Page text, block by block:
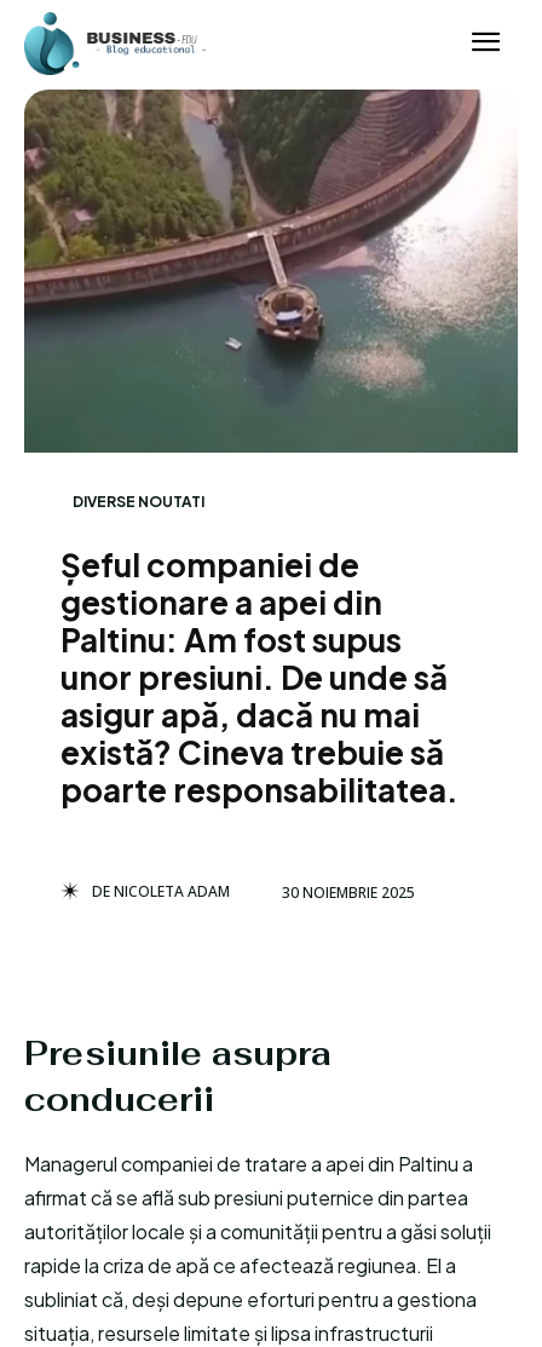
DIVERSE NOUTATI
Șeful companiei de
gestionare a apei din
Paltinu: Am fost supus
unor presiuni. De unde să
asigur apă, dacă nu mai
există? Cineva trebuie să
poarte responsabilitatea.
DENICOLETA ADAM 30 NOIEMBRIE 2025
Presiunile asupra
conducerii
Managerul companiei de tratare a apei din Paltinu a
afirmat că se află sub presiuni puternice din partea
autorităților locale și a comunității pentru a găsi soluții
rapide la criza de apă ce afectează regiunea. El a
subliniat că, deși depune eforturi pentru a gestiona
situația, resursele limitate și lipsa infrastructurii